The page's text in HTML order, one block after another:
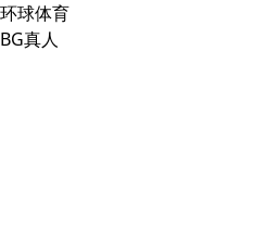
环球体育
BG真人